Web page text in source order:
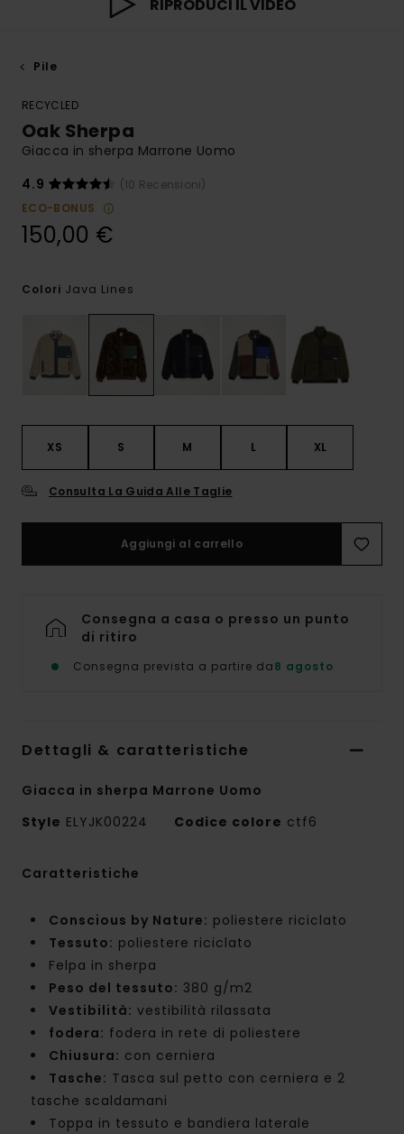
RIPRODUCI IL VIDEO
Pile
RECYCLED
Oak Sherpa
Giacca in sherpa Marrone Uomo
4.9
(10 Recensioni)
ECO-BONUS
150,00 €
Colori Java Lines
XS S M L XL
Consulta La Guida Alle Taglie
Aggiungi al carrello
Consegna a casa o presso un punto
di ritiro
Consegna prevista a partire da8 agosto
Dettagli & caratteristiche
Giacca in sherpa Marrone Uomo
Style ELYJK00224 Codice colore ctf6
Caratteristiche
Conscious by Nature: poliestere riciclato
Tessuto: poliestere riciclato
Felpa in sherpa
Peso del tessuto: 380 g/m2
Vestibilità: vestibilità rilassata
fodera: fodera in rete di poliestere
Chiusura: con cerniera
Tasche: Tasca sul petto con cerniera e 2
tasche scaldamani
Toppa in tessuto e bandiera laterale